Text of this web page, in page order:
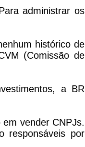
administrar os
histórico de
(Comissão de
a BR
vender CNPJs.
responsáveis por